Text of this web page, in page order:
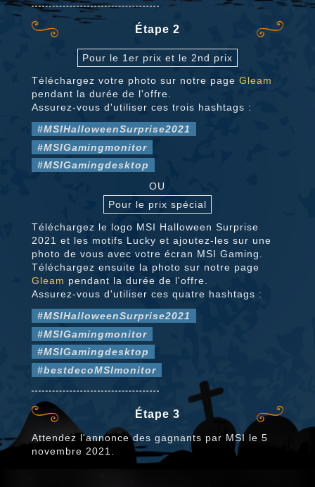
Étape 2
Pour le 1er prix et le 2nd prix
Téléchargez votre photo sur notre page Gleam
pendant la durée de l'offre.
Assurez-vous d'utiliser ces trois hashtags :
#MSIHalloweenSurprise2021
#MSIGamingmonitor
#MSIGamingdesktop
OU
Pour le prix spécial
Téléchargez le logo MSI Halloween Surprise
2021 et les motifs Lucky et ajoutez-les sur une
photo de vous avec votre écran MSI Gaming.
Téléchargez ensuite la photo sur notre page
Gleam pendant la durée de l'offre.
Assurez-vous d'utiliser ces quatre hashtags :
#MSIHalloweenSurprise2021
#MSIGamingmonitor
#MSIGamingdesktop
#bestdecoMSImonitor
Étape 3
Attendez l'annonce des gagnants par MSI le 5
novembre 2021.